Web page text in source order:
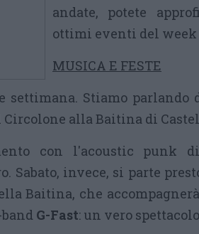
andate, potete
ottimi eventi del week
MUSICA E FESTE
settimana. Stiamo parlando
alla Baitina di
con l'acoustic punk
Sabato, invece, si parte
Baitina, che
G-Fast: un vero